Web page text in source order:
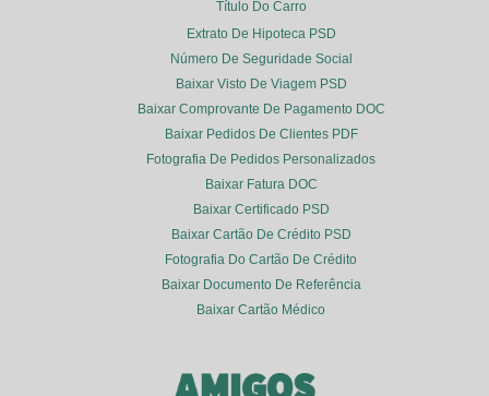
Título Do Carro
Extrato De Hipoteca PSD
Número De Seguridade Social
Baixar Visto De Viagem PSD
Baixar Comprovante De Pagamento DOC
Baixar Pedidos De Clientes PDF
Fotografia De Pedidos Personalizados
Baixar Fatura DOC
Baixar Certificado PSD
Baixar Cartão De Crédito PSD
Fotografia Do Cartão De Crédito
Baixar Documento De Referência
Baixar Cartão Médico